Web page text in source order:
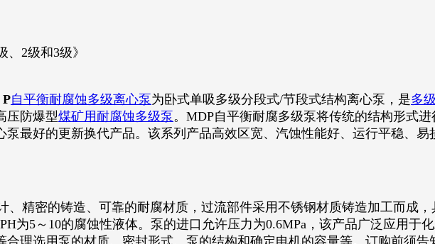
2级和3级》
P自平衡耐腐蚀多级离心泵为卧式单吸多级分段式/节段式结构离心泵，是多
压防爆型煤矿用耐腐蚀多级泵。MDP自平衡耐腐多级泵将传统的结构形式
最好的更新换代产品。该系列产品高效区宽、汽蚀性能好、运行平稳、
密的铸造、可靠的耐腐材质，过流部件采用不锈钢材质铸造加工而成，
为5～10的腐蚀性液体。泵的进口允许压力为0.6MPa，该产品广泛应用于
理选用泵的材质、密封形式、泵的结构和确定电机的容量等。订购前须